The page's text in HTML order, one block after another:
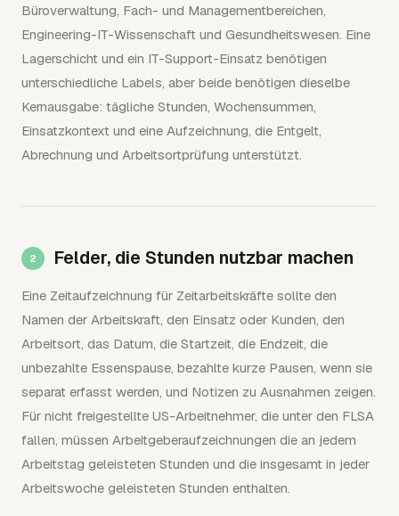
Büroverwaltung, Fach- und Managementbereichen,
Engineering-IT-Wissenschaft und Gesundheitswesen. Eine
Lagerschicht und ein IT-Support-Einsatz benötigen
unterschiedliche Labels, aber beide benötigen dieselbe
Kernausgabe: tägliche Stunden, Wochensummen,
Einsatzkontext und eine Aufzeichnung, die Entgelt,
Abrechnung und Arbeitsortprüfung unterstützt.
Felder, die Stunden nutzbar machen
Eine Zeitaufzeichnung für Zeitarbeitskräfte sollte den
Namen der Arbeitskraft, den Einsatz oder Kunden, den
Arbeitsort, das Datum, die Startzeit, die Endzeit, die
unbezahlte Essenspause, bezahlte kurze Pausen, wenn sie
separat erfasst werden, und Notizen zu Ausnahmen zeigen.
Für nicht freigestellte US-Arbeitnehmer, die unter den FLSA
fallen, müssen Arbeitgeberaufzeichnungen die an jedem
Arbeitstag geleisteten Stunden und die insgesamt in jeder
Arbeitswoche geleisteten Stunden enthalten.